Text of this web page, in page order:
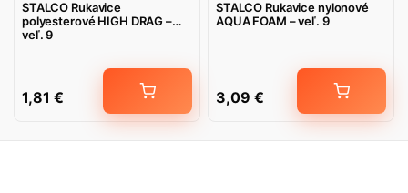
STALCO Rukavice
polyesterové HIGH DRAG –
veľ. 9
1,81 €
STALCO Rukavice nylonové
AQUA FOAM – veľ. 9
3,09 €